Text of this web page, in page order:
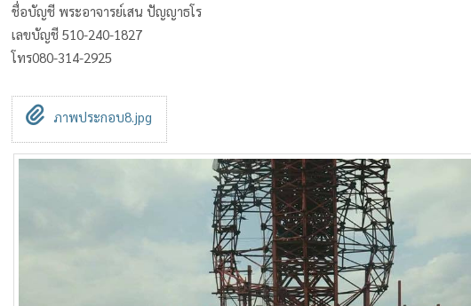
ชื่อบัญชี พระอาจารย์เสน ปัญญาธโร
เลขบัญชี 510-240-1827
โทร080-314-2925
ภาพประกอบ8.jpg